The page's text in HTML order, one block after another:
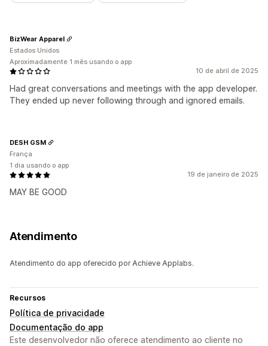
10 de abril de 2025
Had great conversations and meetings with the app developer.
They ended up never following through and ignored emails.
BizWear Apparel
Estados Unidos
Aproximadamente 1 mês usando o app
19 de janeiro de 2025
MAY BE GOOD
DESH GSM
França
1 dia usando o app
Atendimento
Atendimento do app oferecido por Achieve Applabs.
Recursos
Política de privacidade
Documentação do app
Este desenvolvedor não oferece atendimento ao cliente no